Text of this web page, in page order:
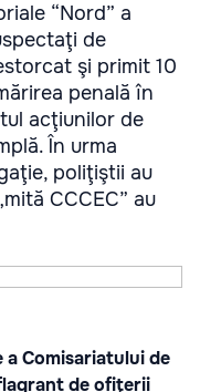
“Nord” a
de
şi primit 10
penală în
acţiunilor de
În urma
poliţiştii au
CCCEC” au
Comisariatului de
de ofiţerii